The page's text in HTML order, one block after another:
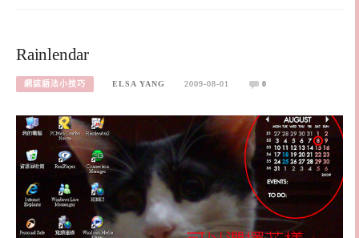
Rainlendar
網誌語法小技巧 ELSA YANG 2009-08-01 0